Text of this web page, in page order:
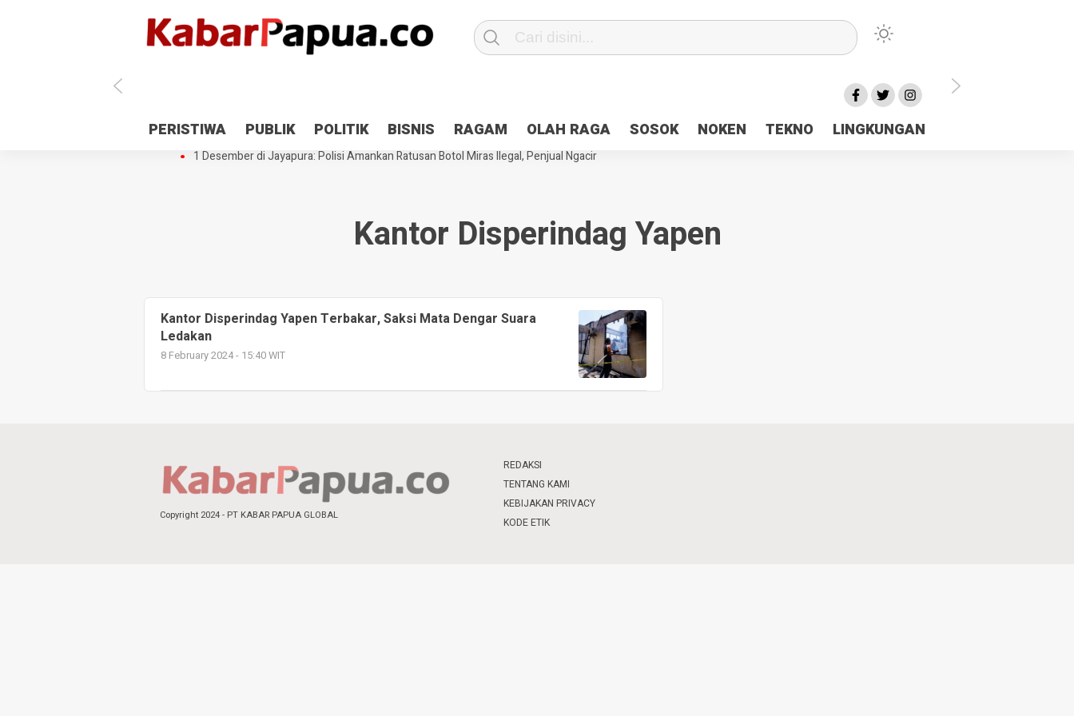
PERISTIWA PUBLIK POLITIK BISNIS RAGAM OLAH RAGA SOSOK NOKEN TEKNO LINGKUNGAN
Antisipasi 1 Desember, TNI Polri Patroli 2×24 jam di Kota Jayapura
Pesan Sejuk Polri di Deklarasi Pemilu Ceria Tanah Papua
Gedung Perpustakaan SMPN 5 Sentani Terbakar
Hibah Pilkada Jayapura Cair 10 Persen, Deposit Kas Daerah Rp23 Miliar Disorot
1 Desember di Jayapura: Polisi Amankan Ratusan Botol Miras Ilegal, Penjual Ngacir
Kantor Disperindag Yapen
Kantor Disperindag Yapen Terbakar, Saksi Mata Dengar Suara
Ledakan
8 February 2024 - 15:40 WIT
Copyright 2024 - PT KABAR PAPUA GLOBAL
REDAKSI
TENTANG KAMI
KEBIJAKAN PRIVACY
KODE ETIK